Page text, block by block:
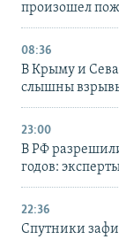
произошел
08:36
В Крыму и
слышны
23:00
В РФ
годов:
22:36
Спутники